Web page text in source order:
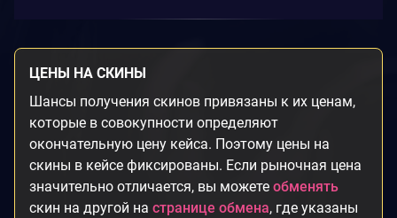
ЦЕНЫ НА СКИНЫ
Шансы получения скинов привязаны к их ценам,
которые в совокупности определяют
окончательную цену кейса. Поэтому цены на
скины в кейсе фиксированы. Если рыночная цена
значительно отличается, вы можете обменять
скин на другой на странице обмена, где указаны